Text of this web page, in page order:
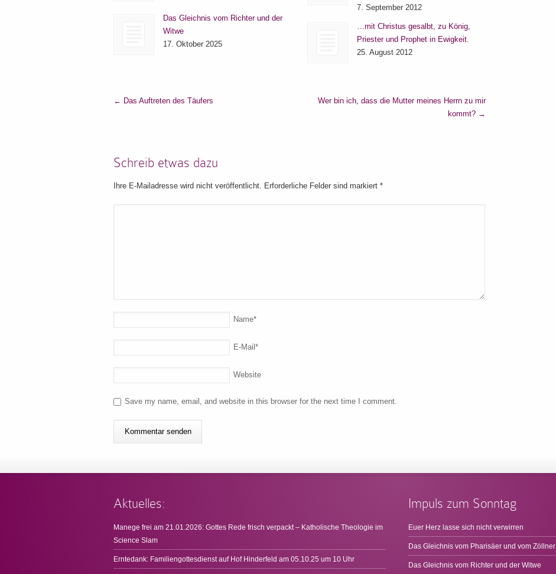
Das Gleichnis vom Richter und der
Witwe
17. Oktober 2025
7. September 2012
…mit Christus gesalbt, zu König,
Priester und Prophet in Ewigkeit.
25. August 2012
← Das Auftreten des Täufers
Wer bin ich, dass die Mutter meines Herrn zu mir
kommt? →
Schreib etwas dazu
Ihre E-Mailadresse wird nicht veröffentlicht. Erforderliche Felder sind markiert *
Name*
E-Mail*
Website
Save my name, email, and website in this browser for the next time I comment.
Aktuelles:
Manege frei am 21.01.2026: Gottes Rede frisch verpackt – Katholische Theologie im
Science Slam
Erntedank: Familiengottesdienst auf Hof Hinderfeld am 05.10.25 um 10 Uhr
Impuls zum Sonntag
Euer Herz lasse sich nicht verwirren
Das Gleichnis vom Pharisäer und vom Zöllner
Das Gleichnis vom Richter und der Witwe